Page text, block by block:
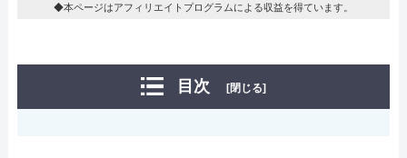
◆本ページはアフィリエイトプログラムによる収益を得ています。
目次 [閉じる]